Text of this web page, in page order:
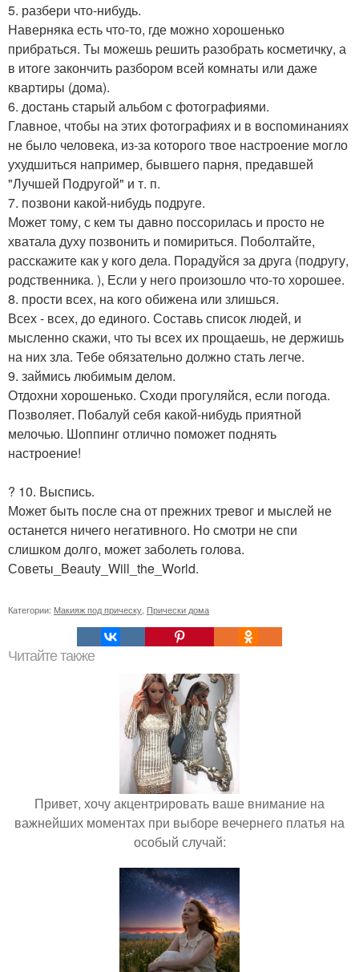
5. разбери что-нибудь.
Наверняка есть что-то, где можно хорошенько
прибраться. Ты можешь решить разобрать косметичку, а
в итоге закончить разбором всей комнаты или даже
квартиры (дома).
6. достань старый альбом с фотографиями.
Главное, чтобы на этих фотографиях и в воспоминаниях
не было человека, из-за которого твое настроение могло
ухудшиться например, бывшего парня, предавшей
"Лучшей Подругой" и т. п.
7. позвони какой-нибудь подруге.
Может тому, с кем ты давно поссорилась и просто не
хватала духу позвонить и помириться. Поболтайте,
расскажите как у кого дела. Порадуйся за друга (подругу,
родственника. ), Если у него произошло что-то хорошее.
8. прости всех, на кого обижена или злишься.
Всех - всех, до единого. Составь список людей, и
мысленно скажи, что ты всех их прощаешь, не держишь
на них зла. Тебе обязательно должно стать легче.
9. займись любимым делом.
Отдохни хорошенько. Сходи прогуляйся, если погода.
Позволяет. Побалуй себя какой-нибудь приятной
мелочью. Шоппинг отлично поможет поднять
настроение!
? 10. Выспись.
Может быть после сна от прежних тревог и мыслей не
останется ничего негативного. Но смотри не спи
слишком долго, может заболеть голова.
Советы_Beauty_Will_the_World.
Категории: Макияж под прическу Прически дома
Читайте также
Привет, хочу акцентрировать ваше внимание на
важнейших моментах при выборе вечернего платья на
особый случай: